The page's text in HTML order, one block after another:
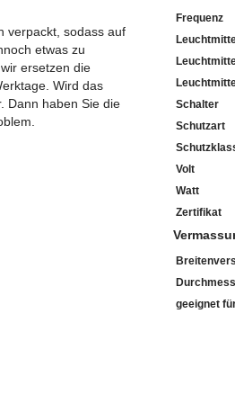
Die
Für die
23 cm
Die
Sie
Wir
Sparen
Bei
Mit
Sie
Bei
Wir
verpackt, sodass auf
etwas zu
ersetzen die
Wird das
Dann haben Sie die
Frequenz
Schalter
Schutzart
Volt
Watt
Zertifikat
geeignet